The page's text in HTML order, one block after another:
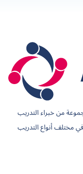
من خبراء التدريب
20 عامًا من الخبرة في مختلف أنواع التدريب